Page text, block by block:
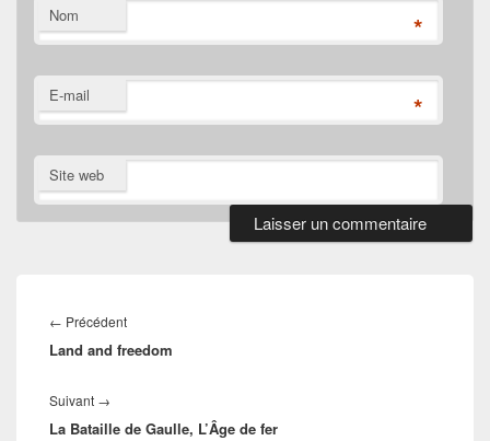
Nom *
E-mail *
Site web
de
l’article
← PrécédentArticle
précédent :
Land and freedom
Suivant →
suivant :
La Bataille de Gaulle, L’Âge de fer